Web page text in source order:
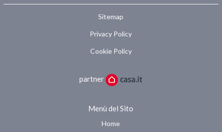
Sitemap
Privacy Policy
Cookie Policy
partner
Menù del Sito
Home